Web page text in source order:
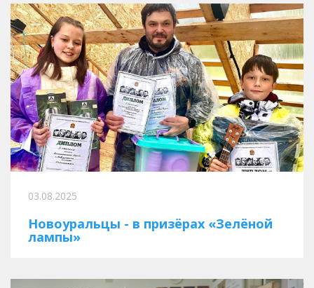
03.08.2025
Новоуральцы - в призёрах «Зелёной
лампы»